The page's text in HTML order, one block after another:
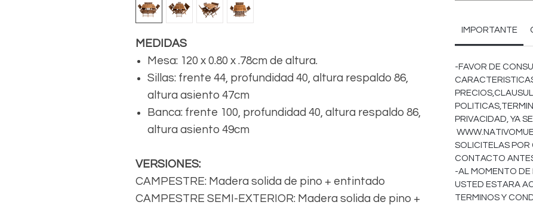
MEDIDAS
Mesa: 120 x 0.80 x .78cm de altura.
Sillas: frente 44, profundidad 40, altura respaldo 86,
altura asiento 47cm
Banca: frente 100, profundidad 40, altura respaldo 86,
altura asiento 49cm
VERSIONES:
CAMPESTRE: Madera solida de pino + entintado
CAMPESTRE SEMI-EXTERIOR: Madera solida de pino +
IMPORTANTE
-FAVOR DE
PRIVACIDAD, YA
SOLICITELAS
CONTACTO
-AL MOMENTO DE
USTED ESTARA
TERMINOS Y